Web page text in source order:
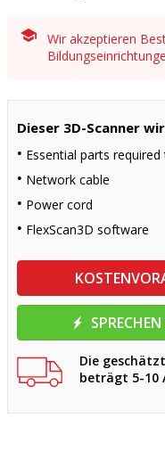
Wir akzeptieren
Dieser 3D-Scanner
Essential parts
Network cable
Power cord
FlexScan3D software
Die
beträgt 5-10